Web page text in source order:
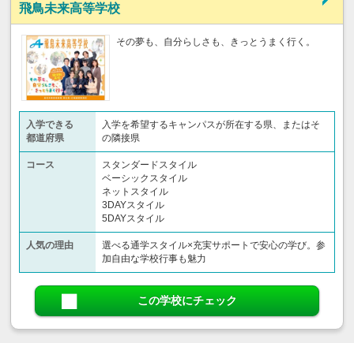
飛鳥未来高等学校
その夢も、自分らしさも、きっとうまく行く。
入学できる
都道府県
入学を希望するキャンパスが所在する県、またはそ
の隣接県
コース
スタンダードスタイル
ベーシックスタイル
ネットスタイル
3DAYスタイル
5DAYスタイル
人気の理由
選べる通学スタイル×充実サポートで安心の学び。参
加自由な学校行事も魅力
この学校にチェック